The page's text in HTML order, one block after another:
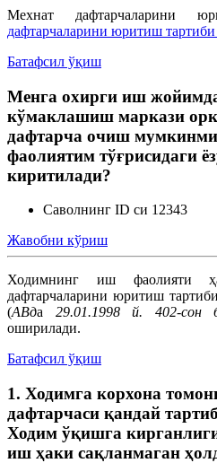
Мехнат дафтарчаларини
дафтарчаларини юритиш
Батафсил ўқиш
Менга охирги иш
кўмаклашиш маркази
дафтарча очиш
фаолиятим тўғрисидаги
киритилади?
Саволнинг ID си 12343
Жавобни кўриш
Ходимнинг иш фаолияти
дафтарчаларини юритиш
(АВда 29.01.1998 й. 402-сон
оширилади.
Батафсил ўқиш
1. Ходимга корхона
дафтарчаси қандай
Ходим ўқишга
иш ҳаки сақланмаган